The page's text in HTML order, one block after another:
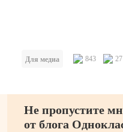
Для медиа 843
Не пропустите
от блога